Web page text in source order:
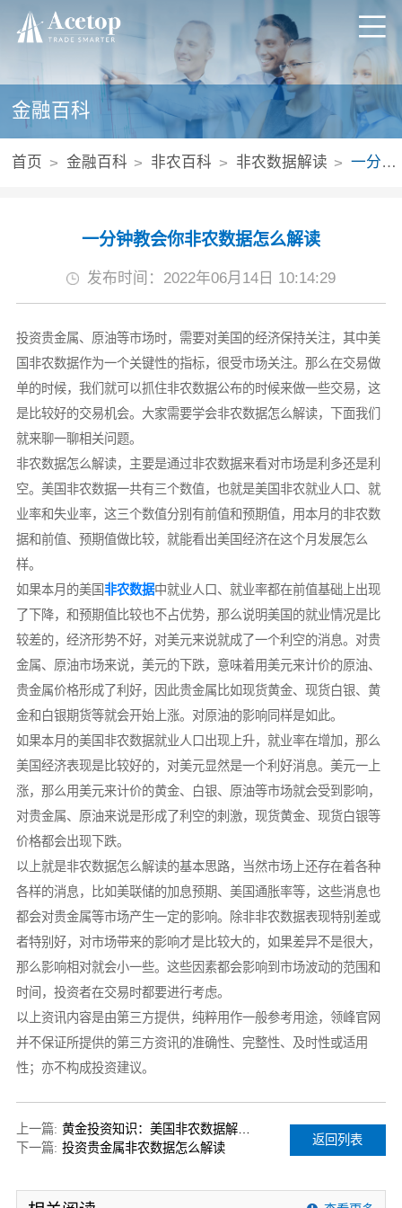
金融百科
首页 金融百科 非农百科 非农数据解读 一分钟教会你非农数据怎么解读
一分钟教会你非农数据怎么解读
发布时间：2022年06月14日 10:14:29
投资贵金属、原油等市场时，需要对美国的经济保持关注，其中美
国非农数据作为一个关键性的指标，很受市场关注。那么在交易做
单的时候，我们就可以抓住非农数据公布的时候来做一些交易，这
是比较好的交易机会。大家需要学会非农数据怎么解读，下面我们
就来聊一聊相关问题。
非农数据怎么解读，主要是通过非农数据来看对市场是利多还是利
空。美国非农数据一共有三个数值，也就是美国非农就业人口、就
业率和失业率，这三个数值分别有前值和预期值，用本月的非农数
据和前值、预期值做比较，就能看出美国经济在这个月发展怎么
样。
如果本月的美国非农数据中就业人口、就业率都在前值基础上出现
了下降，和预期值比较也不占优势，那么说明美国的就业情况是比
较差的，经济形势不好，对美元来说就成了一个利空的消息。对贵
金属、原油市场来说，美元的下跌，意味着用美元来计价的原油、
贵金属价格形成了利好，因此贵金属比如现货黄金、现货白银、黄
金和白银期货等就会开始上涨。对原油的影响同样是如此。
如果本月的美国非农数据就业人口出现上升，就业率在增加，那么
美国经济表现是比较好的，对美元显然是一个利好消息。美元一上
涨，那么用美元来计价的黄金、白银、原油等市场就会受到影响，
对贵金属、原油来说是形成了利空的刺激，现货黄金、现货白银等
价格都会出现下跌。
以上就是非农数据怎么解读的基本思路，当然市场上还存在着各种
各样的消息，比如美联储的加息预期、美国通胀率等，这些消息也
都会对贵金属等市场产生一定的影响。除非非农数据表现特别差或
者特别好，对市场带来的影响才是比较大的，如果差异不是很大，
那么影响相对就会小一些。这些因素都会影响到市场波动的范围和
时间，投资者在交易时都要进行考虑。
以上资讯内容是由第三方提供，纯粹用作一般参考用途，领峰官网
并不保证所提供的第三方资讯的准确性、完整性、及时性或适用
性；亦不构成投资建议。
上一篇:
黄金投资知识：美国非农数据解读应该怎样进行
下一篇: 投资贵金属非农数据怎么解读
返回列表